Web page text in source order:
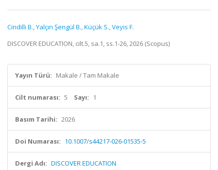
Cindilli B.,Yalçın Şengül B.,Küçük S.,Veyis F.
DISCOVER EDUCATION, cilt.5, sa.1, ss.1-26, 2026 (Scopus)
Yayın Türü: Makale / Tam Makale
Cilt numarası: 5 Sayı: 1
Basım Tarihi: 2026
Doi Numarası: 10.1007/s44217-026-01535-5
Dergi Adı: DISCOVER EDUCATION